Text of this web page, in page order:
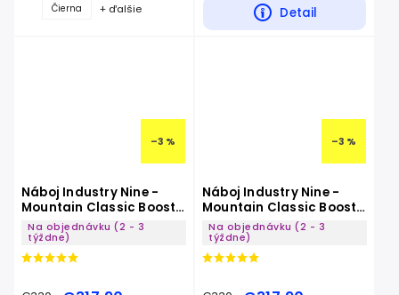
Čierna + ďalšie Detail
–3 %
Náboj Industry Nine -
Mountain Classic Boost
6B
Na objednávku (2 - 3
týždne)
–3 %
Náboj Industry Nine -
Mountain Classic Boost
CL
Na objednávku (2 - 3
týždne)